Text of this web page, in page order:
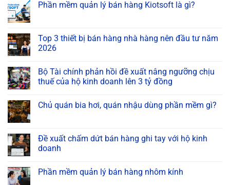
Phần mềm quản lý bán hàng Kiotsoft là gì?
Top 3 thiết bị bán hàng nhà hàng nên đầu tư năm
2026
Bộ Tài chính phản hồi đề xuất nâng ngưỡng chịu
thuế của hộ kinh doanh lên 3 tỷ đồng
Chủ quán bia hơi, quán nhậu dùng phần mềm gì?
Đề xuất chấm dứt bán hàng ghi tay với hộ kinh
doanh
Phần mềm quản lý bán hàng nhôm kính